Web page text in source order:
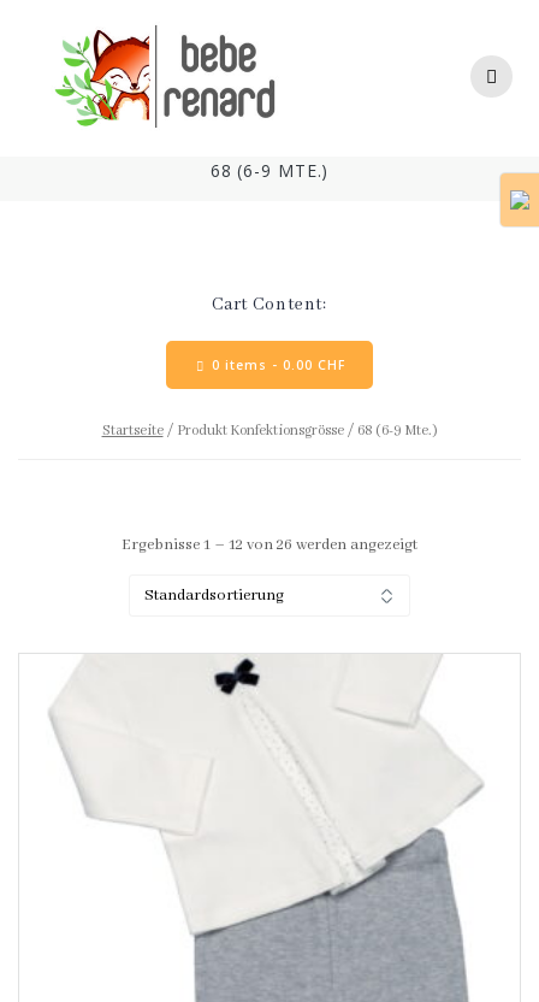
68 (6-9 MTE.)
Cart Content:
0 items - 0.00 CHF
Startseite/ Produkt Konfektionsgrösse / 68 (6-9 Mte.)
Ergebnisse 1 – 12 von 26 werden angezeigt